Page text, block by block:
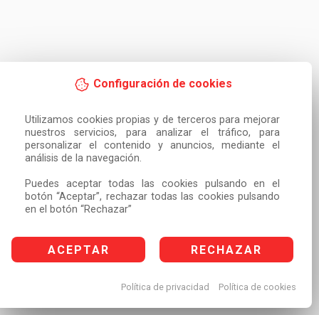
Configuración de cookies
Utilizamos cookies propias y de terceros para mejorar
nuestros servicios, para analizar el tráfico, para
personalizar el contenido y anuncios, mediante el
análisis de la navegación.
Puedes aceptar todas las cookies pulsando en el
botón “Aceptar”, rechazar todas las cookies pulsando
en el botón “Rechazar”
ACEPTAR RECHAZAR
Política de privacidad Política de cookies